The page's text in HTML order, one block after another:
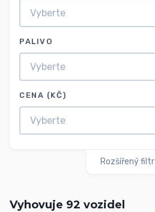
PALIVO
CENA (KČ)
Rozšířený filtr
Vyhovuje 92 vozidel